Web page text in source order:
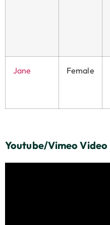
Jane Female
Youtube/Vimeo Video